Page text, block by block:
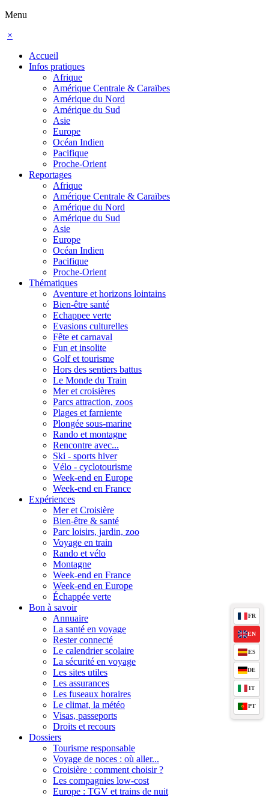
Menu
×
Accueil
Infos pratiques
Afrique
Amérique Centrale & Caraïbes
Amérique du Nord
Amérique du Sud
Asie
Europe
Océan Indien
Pacifique
Proche-Orient
Reportages
Afrique
Amérique Centrale & Caraïbes
Amérique du Nord
Amérique du Sud
Asie
Europe
Océan Indien
Pacifique
Proche-Orient
Thématiques
Aventure et horizons lointains
Bien-être santé
Echappee verte
Evasions culturelles
Fête et carnaval
Fun et insolite
Golf et tourisme
Hors des sentiers battus
Le Monde du Train
Mer et croisières
Parcs attraction, zoos
Plages et farniente
Plongée sous-marine
Rando et montagne
Rencontre avec...
Ski - sports hiver
Vélo - cyclotourisme
Week-end en Europe
Week-end en France
Expériences
Mer et Croisière
Bien-être & santé
Parc loisirs, jardin, zoo
Voyage en train
Rando et vélo
Montagne
Week-end en France
Week-end en Europe
Échappée verte
Bon à savoir
Annuaire
La santé en voyage
Rester connecté
Le calendrier scolaire
La sécurité en voyage
Les sites utiles
Les assurances
Les fuseaux horaires
Le climat, la météo
Visas, passeports
Droits et recours
Dossiers
Tourisme responsable
Voyage de noces : où aller...
Croisière : comment choisir ?
Les compagnies low-cost
Europe : TGV et trains de nuit
FR
EN
ES
DE
IT
PT